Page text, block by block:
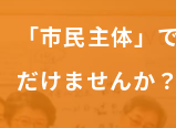
「市民主体」
だけませんか？